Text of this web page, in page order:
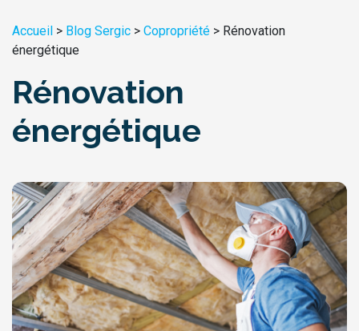
Accueil > Blog Sergic > Copropriété > Rénovation
énergétique
Rénovation
énergétique